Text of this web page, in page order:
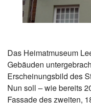
Das Heimatmuseum
Gebäuden
Erscheinungsbild des
Nun soll – wie bereits
Fassade des zweiten,